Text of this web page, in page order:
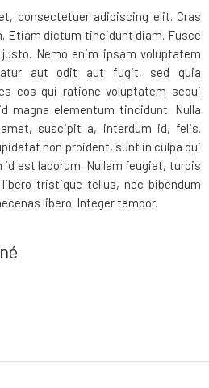
consectetuer adipiscing elit. Cras
Etiam dictum tincidunt diam. Fusce
Nemo enim ipsam voluptatem
aut odit aut fugit, sed quia
eos qui ratione voluptatem sequi
magna elementum tincidunt. Nulla
suscipit a, interdum id, felis.
non proident, sunt in culpa qui
est laborum. Nullam feugiat, turpis
tristique tellus, nec bibendum
libero. Integer tempor.